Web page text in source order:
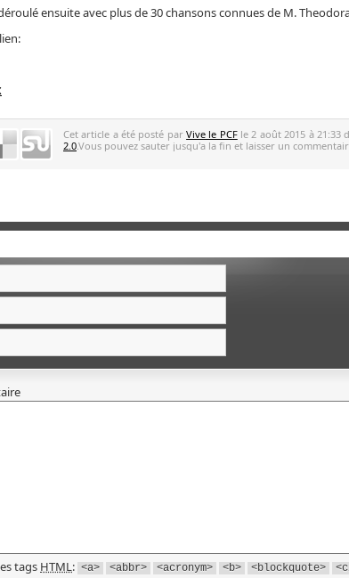
ensuite avec plus de 30 chansons connues de M.
Cet article a été posté parVive le PCFle 2 août 2015 à 21:33
2.0.Vous pouvez sauter jusqu'a la fin et laisser un
tags HTML: <a> <abbr> <acronym> <b> <blockquote>